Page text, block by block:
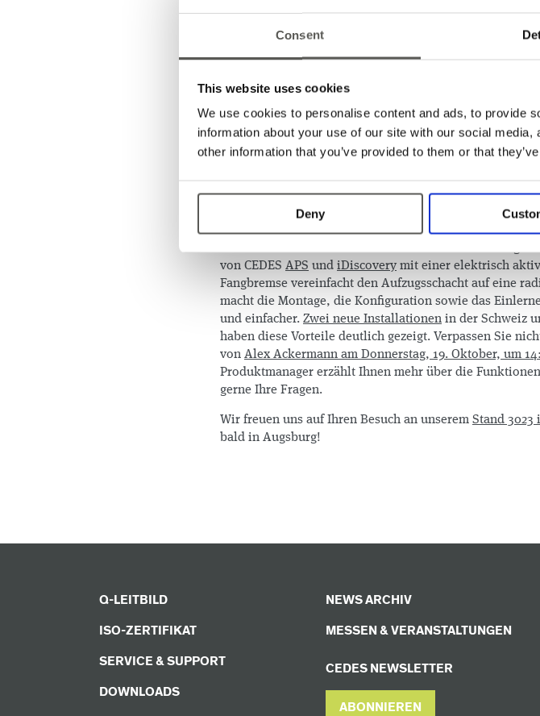
Consent
This website uses cookies
We use cookies to personalise content and ads, to provide
information about your use of our site with our social
other information that you’ve provided to them or that
Deny
Stand lohnt sich!
Im April haben CEDES und relayr eine
gegeben. Im Herbst ist es so weit – wir sind bereit,
Lösung zu präsentieren. Lassen Sie uns zusammen in
eintauchen und herausfinden, wie Sie Ihr Geschäft
manche der Vorteile unseres Angebots. Besuchen Sie
überzeugen Sie sich selbst während einer
von CEDES APS und iDiscovery mit einer elektrisch
Fangbremse vereinfacht den Aufzugsschacht auf eine
macht die Montage, die Konfiguration sowie das
und einfacher. Zwei neue Installationen in der Schweiz
haben diese Vorteile deutlich gezeigt. Verpassen Sie
von Alex Ackermann am Donnerstag, 19. Oktober, um
Produktmanager erzählt Ihnen mehr über die
gerne Ihre Fragen.
Wir freuen uns auf Ihren Besuch an unserem Stand 3023
bald in Augsburg!
Q-LEITBILD
ISO-ZERTIFIKAT
SERVICE & SUPPORT
DOWNLOADS
NEWS ARCHIV
MESSEN & VERANSTALTUNGEN
CEDES NEWSLETTER
ABONNIEREN